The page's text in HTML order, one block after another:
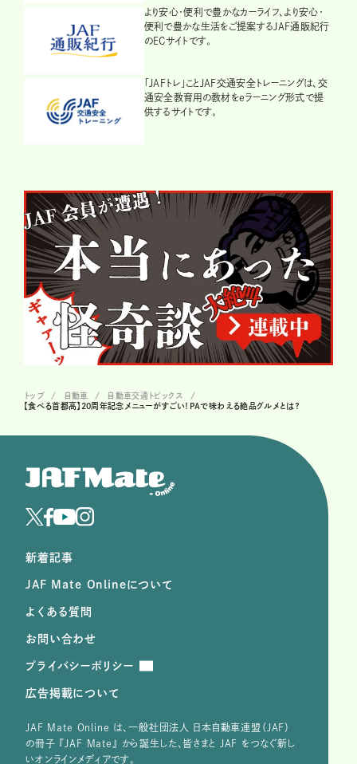
より安心・便利で豊かなカーライフ、より安心・
便利で豊かな生活をご提案するJAF通販紀行
のECサイトです。
「JAFトレ」ことJAF交通安全トレーニングは、交
通安全教育用の教材をeラーニング形式で提
供するサイトです。
トップ 自動車
自動車交通トピックス
【食べる首都高】20周年記念メニューがすごい！PAで味わえる絶品グルメとは？
新着記事
JAF Mate Onlineについて
よくある質問
お問い合わせ
プライバシーポリシー
広告掲載について
JAF Mate Online は、⼀般社団法⼈ ⽇本⾃動⾞連盟（JAF）
の冊子 『JAF Mate』 から誕⽣した、皆さまと JAF をつなぐ新し
いオンラインメディアです。